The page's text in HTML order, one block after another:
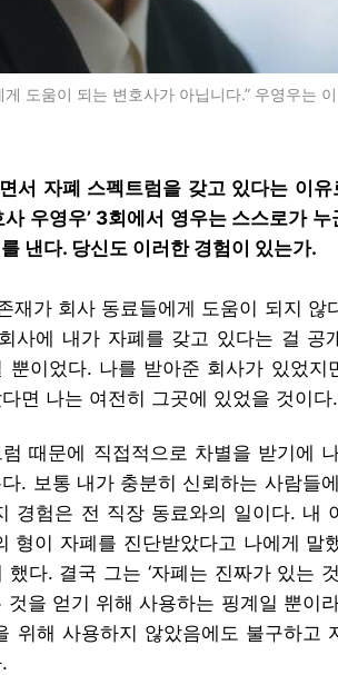
게 도움이 되는 변호사가 아닙니다.” 우영우는
서 자폐 스펙트럼을 갖고 있다는 이
사 우영우’ 3회에서 영우는 스스로가
낸다. 당신도 이러한 경험이 있는가.
재가 회사 동료들에게 도움이 되지
사에 내가 자폐를 갖고 있다는 걸 공
뿐이었다. 나를 받아준 회사가 있었
면 나는 여전히 그곳에 있었을 것이다.
때문에 직접적으로 차별을 받기에
. 보통 내가 충분히 신뢰하는 사람들
경험은 전 직장 동료와의 일이다. 내
형이 자폐를 진단받았다고 나에게
했다. 결국 그는 ‘자폐는 진짜가 있는
것을 얻기 위해 사용하는 핑계일 뿐이
위해 사용하지 않았음에도 불구하고